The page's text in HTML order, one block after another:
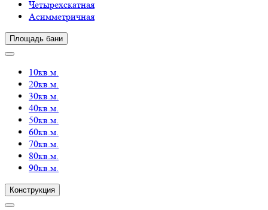
Четырехскатная
Асимметричная
Площадь бани
10кв.м.
20кв.м.
30кв.м.
40кв.м.
50кв.м.
60кв.м.
70кв.м.
80кв.м.
90кв.м.
Конструкция